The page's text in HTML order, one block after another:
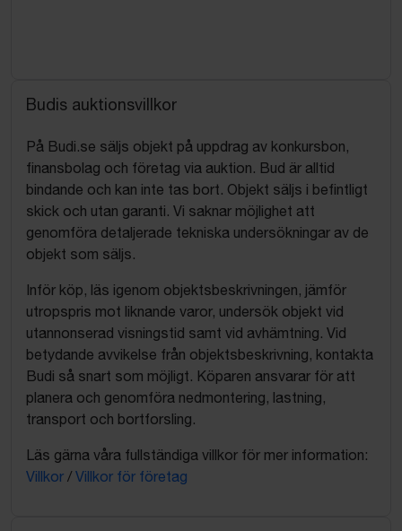
Budis auktionsvillkor
På Budi.se säljs objekt på uppdrag av konkursbon,
finansbolag och företag via auktion. Bud är alltid
bindande och kan inte tas bort. Objekt säljs i befintligt
skick och utan garanti. Vi saknar möjlighet att
genomföra detaljerade tekniska undersökningar av de
objekt som säljs.
Inför köp, läs igenom objektsbeskrivningen, jämför
utropspris mot liknande varor, undersök objekt vid
utannonserad visningstid samt vid avhämtning. Vid
betydande avvikelse från objektsbeskrivning, kontakta
Budi så snart som möjligt. Köparen ansvarar för att
planera och genomföra nedmontering, lastning,
transport och bortforsling.
Läs gärna våra fullständiga villkor för mer information:
Villkor / Villkor för företag